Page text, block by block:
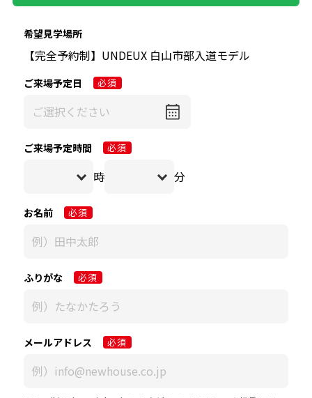
希望見学場所
ご来場予定日 必須
ご来場予定時間 必須
時 分
お名前 必須
ふりがな 必須
メールアドレス 必須